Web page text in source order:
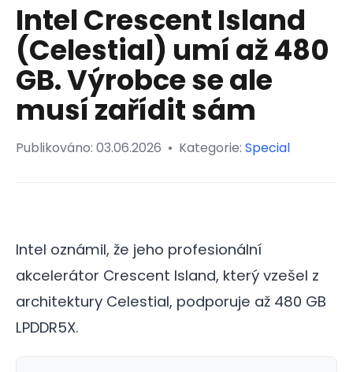
Intel Crescent Island
(Celestial) umí až 480
GB. Výrobce se ale
musí zařídit sám
Publikováno: 03.06.2026 • Kategorie: Special
Intel oznámil, že jeho profesionální
akcelerátor Crescent Island, který vzešel z
architektury Celestial, podporuje až 480 GB
LPDDR5X.